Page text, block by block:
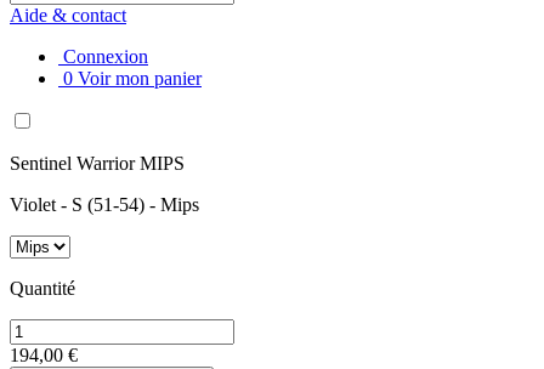
Aide & contact
Connexion
0 Voir mon panier
Sentinel Warrior MIPS
Violet - S (51-54) - Mips
Quantité
194,00 €